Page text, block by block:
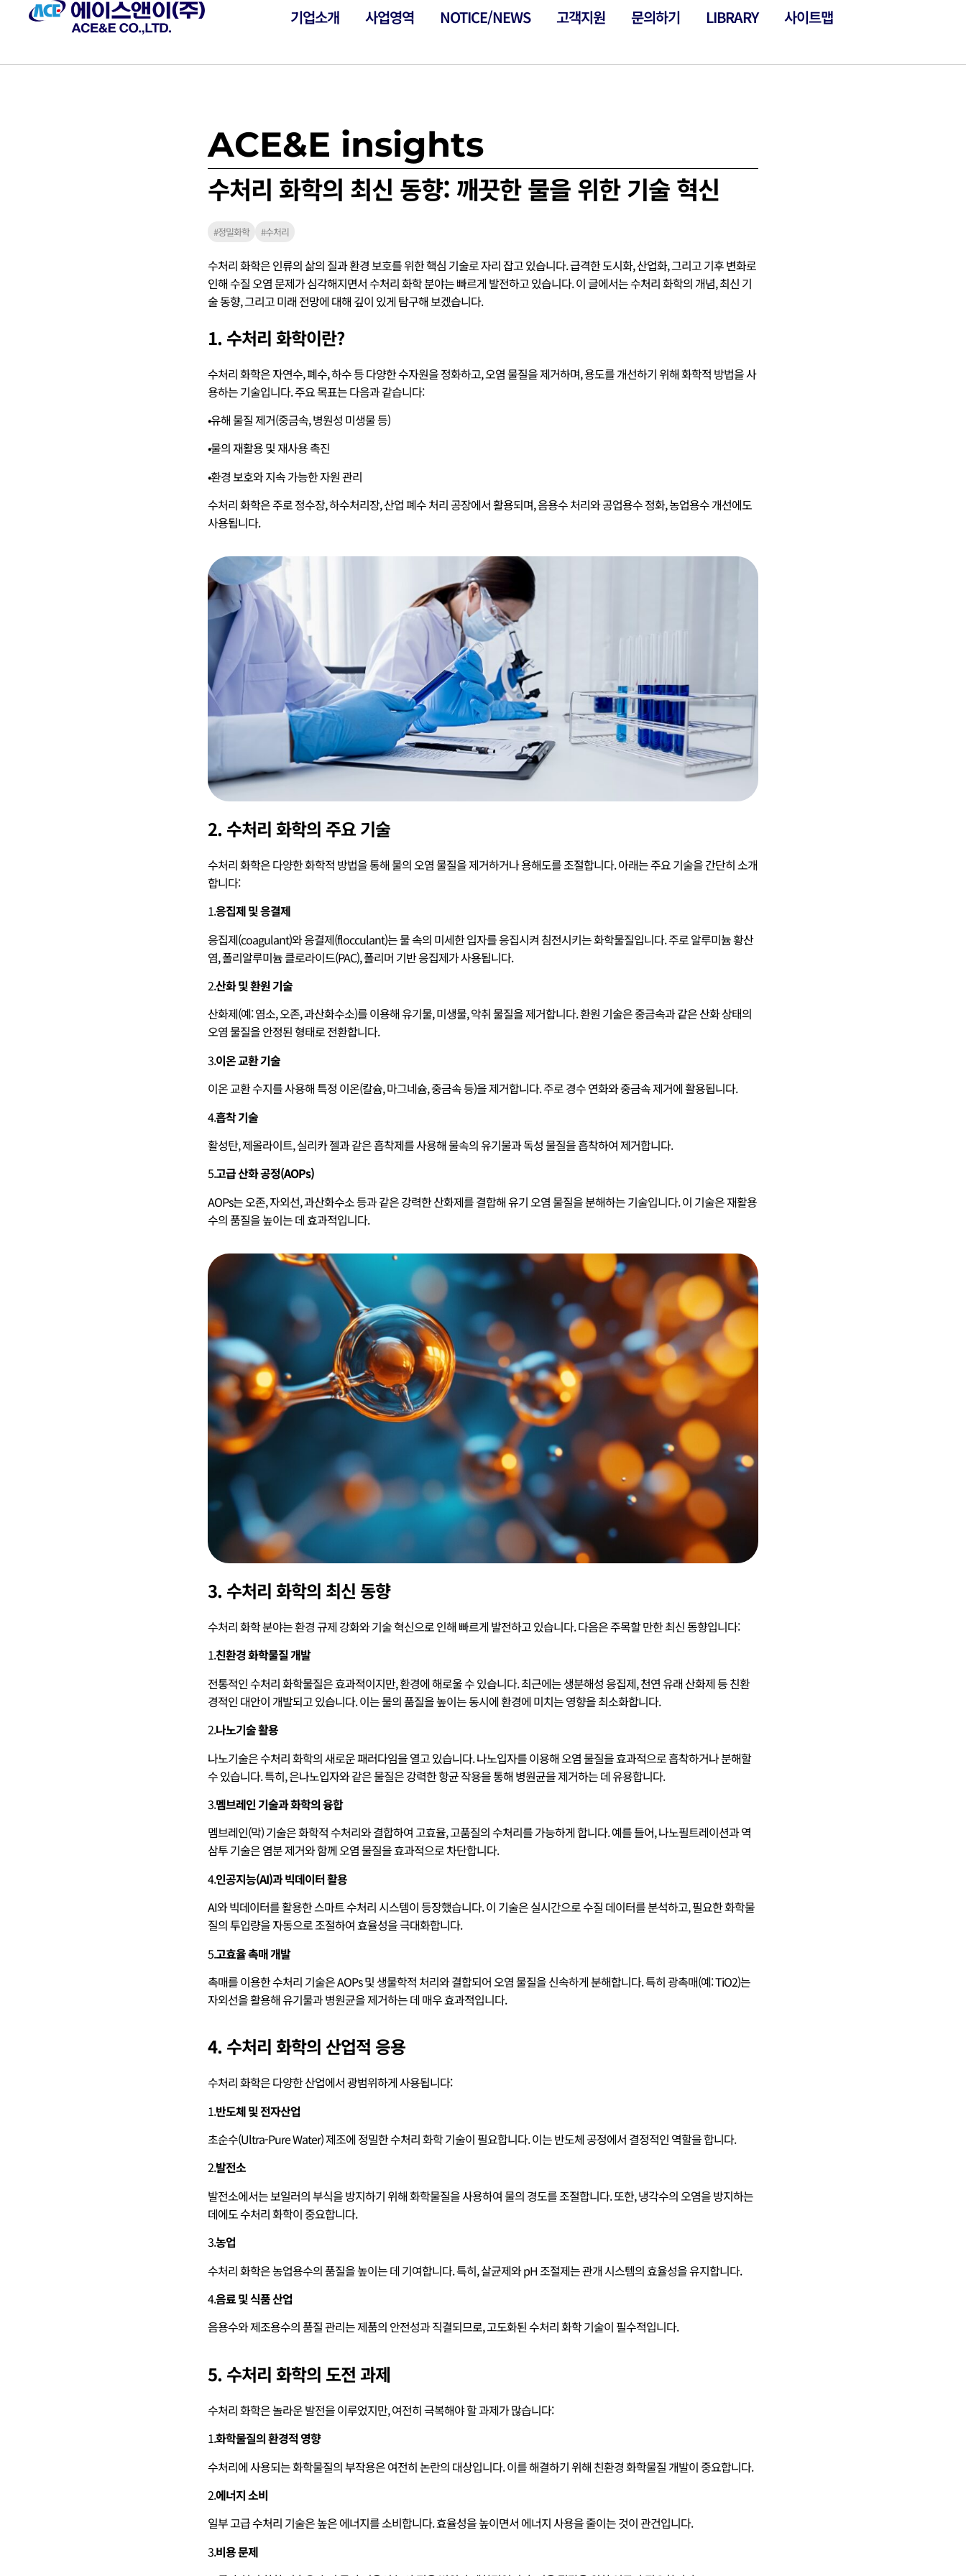
기업소개 사업영역 NOTICE/NEWS 고객지원 문의하기 LIBRARY 사이트맵
ACE&E insights
수처리 화학의 최신 동향: 깨끗한 물을 위한 기술 혁신
#정밀화학 #수처리
수처리 화학은 인류의 삶의 질과 환경 보호를 위한 핵심 기술로 자리 잡고 있습니다. 급격한 도시화, 산업화, 그리고 기후 변화로
인해 수질 오염 문제가 심각해지면서 수처리 화학 분야는 빠르게 발전하고 있습니다. 이 글에서는 수처리 화학의 개념, 최신 기
술 동향, 그리고 미래 전망에 대해 깊이 있게 탐구해 보겠습니다.
1. 수처리 화학이란?
수처리 화학은 자연수, 폐수, 하수 등 다양한 수자원을 정화하고, 오염 물질을 제거하며, 용도를 개선하기 위해 화학적 방법을 사
용하는 기술입니다. 주요 목표는 다음과 같습니다:
•유해 물질 제거(중금속, 병원성 미생물 등)
•물의 재활용 및 재사용 촉진
•환경 보호와 지속 가능한 자원 관리
수처리 화학은 주로 정수장, 하수처리장, 산업 폐수 처리 공장에서 활용되며, 음용수 처리와 공업용수 정화, 농업용수 개선에도
사용됩니다.
2. 수처리 화학의 주요 기술
수처리 화학은 다양한 화학적 방법을 통해 물의 오염 물질을 제거하거나 용해도를 조절합니다. 아래는 주요 기술을 간단히 소개
합니다:
1.응집제 및 응결제
응집제(coagulant)와 응결제(flocculant)는 물 속의 미세한 입자를 응집시켜 침전시키는 화학물질입니다. 주로 알루미늄 황산
염, 폴리알루미늄 클로라이드(PAC), 폴리머 기반 응집제가 사용됩니다.
2.산화 및 환원 기술
산화제(예: 염소, 오존, 과산화수소)를 이용해 유기물, 미생물, 악취 물질을 제거합니다. 환원 기술은 중금속과 같은 산화 상태의
오염 물질을 안정된 형태로 전환합니다.
3.이온 교환 기술
이온 교환 수지를 사용해 특정 이온(칼슘, 마그네슘, 중금속 등)을 제거합니다. 주로 경수 연화와 중금속 제거에 활용됩니다.
4.흡착 기술
활성탄, 제올라이트, 실리카 젤과 같은 흡착제를 사용해 물속의 유기물과 독성 물질을 흡착하여 제거합니다.
5.고급 산화 공정(AOPs)
AOPs는 오존, 자외선, 과산화수소 등과 같은 강력한 산화제를 결합해 유기 오염 물질을 분해하는 기술입니다. 이 기술은 재활용
수의 품질을 높이는 데 효과적입니다.
3. 수처리 화학의 최신 동향
수처리 화학 분야는 환경 규제 강화와 기술 혁신으로 인해 빠르게 발전하고 있습니다. 다음은 주목할 만한 최신 동향입니다:
1.친환경 화학물질 개발
전통적인 수처리 화학물질은 효과적이지만, 환경에 해로울 수 있습니다. 최근에는 생분해성 응집제, 천연 유래 산화제 등 친환
경적인 대안이 개발되고 있습니다. 이는 물의 품질을 높이는 동시에 환경에 미치는 영향을 최소화합니다.
2.나노기술 활용
나노기술은 수처리 화학의 새로운 패러다임을 열고 있습니다. 나노입자를 이용해 오염 물질을 효과적으로 흡착하거나 분해할
수 있습니다. 특히, 은나노입자와 같은 물질은 강력한 항균 작용을 통해 병원균을 제거하는 데 유용합니다.
3.멤브레인 기술과 화학의 융합
멤브레인(막) 기술은 화학적 수처리와 결합하여 고효율, 고품질의 수처리를 가능하게 합니다. 예를 들어, 나노필트레이션과 역
삼투 기술은 염분 제거와 함께 오염 물질을 효과적으로 차단합니다.
4.인공지능(AI)과 빅데이터 활용
AI와 빅데이터를 활용한 스마트 수처리 시스템이 등장했습니다. 이 기술은 실시간으로 수질 데이터를 분석하고, 필요한 화학물
질의 투입량을 자동으로 조절하여 효율성을 극대화합니다.
5.고효율 촉매 개발
촉매를 이용한 수처리 기술은 AOPs 및 생물학적 처리와 결합되어 오염 물질을 신속하게 분해합니다. 특히 광촉매(예: TiO2)는
자외선을 활용해 유기물과 병원균을 제거하는 데 매우 효과적입니다.
4. 수처리 화학의 산업적 응용
수처리 화학은 다양한 산업에서 광범위하게 사용됩니다:
1.반도체 및 전자산업
초순수(Ultra-Pure Water) 제조에 정밀한 수처리 화학 기술이 필요합니다. 이는 반도체 공정에서 결정적인 역할을 합니다.
2.발전소
발전소에서는 보일러의 부식을 방지하기 위해 화학물질을 사용하여 물의 경도를 조절합니다. 또한, 냉각수의 오염을 방지하는
데에도 수처리 화학이 중요합니다.
3.농업
수처리 화학은 농업용수의 품질을 높이는 데 기여합니다. 특히, 살균제와 pH 조절제는 관개 시스템의 효율성을 유지합니다.
4.음료 및 식품 산업
음용수와 제조용수의 품질 관리는 제품의 안전성과 직결되므로, 고도화된 수처리 화학 기술이 필수적입니다.
5. 수처리 화학의 도전 과제
수처리 화학은 놀라운 발전을 이루었지만, 여전히 극복해야 할 과제가 많습니다:
1.화학물질의 환경적 영향
수처리에 사용되는 화학물질의 부작용은 여전히 논란의 대상입니다. 이를 해결하기 위해 친환경 화학물질 개발이 중요합니다.
2.에너지 소비
일부 고급 수처리 기술은 높은 에너지를 소비합니다. 효율성을 높이면서 에너지 사용을 줄이는 것이 관건입니다.
3.비용 문제